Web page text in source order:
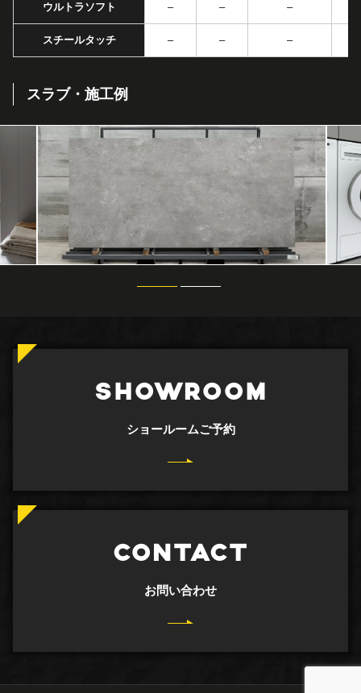
ウルトラソフト – – –
スチールタッチ – – –
スラブ・施工例
SHOWROOM
ショールームご予約
CONTACT
お問い合わせ